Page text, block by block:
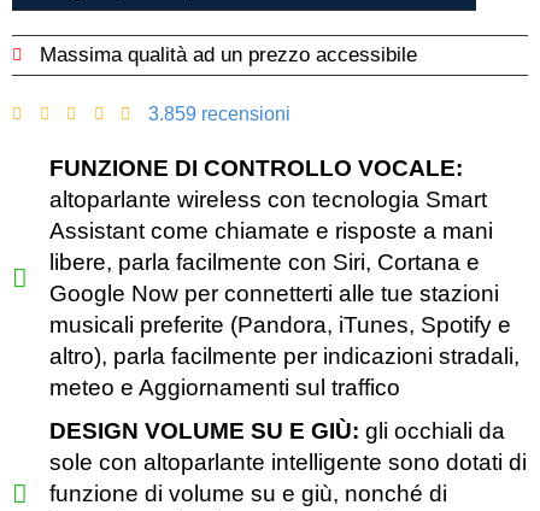
Massima qualità ad un prezzo accessibile
3.859 recensioni
FUNZIONE DI CONTROLLO VOCALE:
altoparlante wireless con tecnologia Smart
Assistant come chiamate e risposte a mani
libere, parla facilmente con Siri, Cortana e
Google Now per connetterti alle tue stazioni
musicali preferite (Pandora, iTunes, Spotify e
altro), parla facilmente per indicazioni stradali,
meteo e Aggiornamenti sul traffico
DESIGN VOLUME SU E GIÙ: gli occhiali da
sole con altoparlante intelligente sono dotati di
funzione di volume su e giù, nonché di